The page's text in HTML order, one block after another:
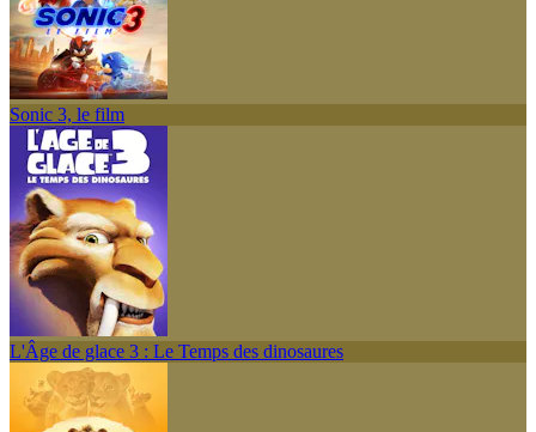
Sonic 3, le film
L'Âge de glace 3 : Le Temps des dinosaures